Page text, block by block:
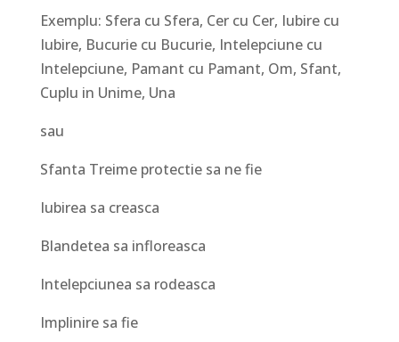
Exemplu: Sfera cu Sfera, Cer cu Cer, Iubire cu
Iubire, Bucurie cu Bucurie, Intelepciune cu
Intelepciune, Pamant cu Pamant, Om, Sfant,
Cuplu in Unime, Una
sau
Sfanta Treime protectie sa ne fie
Iubirea sa creasca
Blandetea sa infloreasca
Intelepciunea sa rodeasca
Implinire sa fie